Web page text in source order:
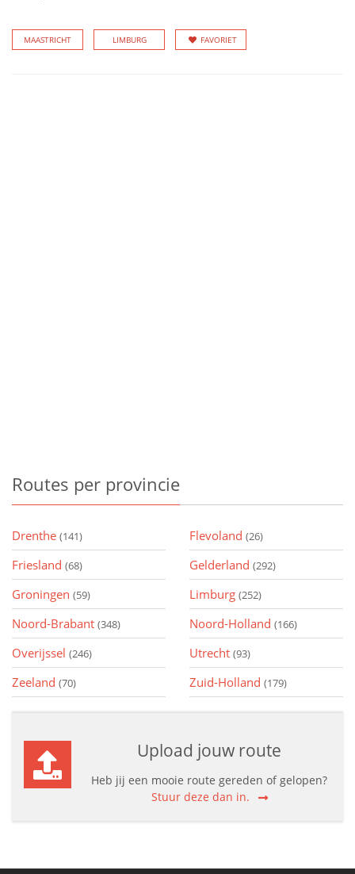
MAASTRICHT LIMBURG FAVORIET
Routes per provincie
Drenthe (141) Flevoland (26)
Friesland (68) Gelderland (292)
Groningen (59) Limburg (252)
Noord-Brabant (348) Noord-Holland (166)
Overijssel (246) Utrecht (93)
Zeeland (70) Zuid-Holland (179)
Upload jouw route
Heb jij een mooie route gereden of gelopen?
Stuur deze dan in.